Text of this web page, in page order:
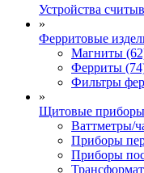
Устройства
»
Ферритовые
Магниты
Ферриты
Фильтры
»
Щитовые приборы
Ваттметры/
Приборы
Приборы